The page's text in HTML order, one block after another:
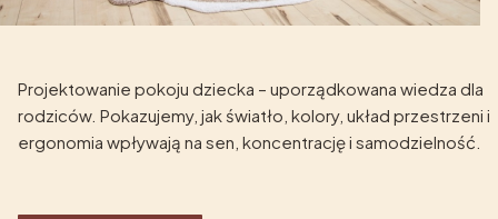
Projektowanie pokoju dziecka – uporządkowana wiedza dla
rodziców. Pokazujemy, jak światło, kolory, układ przestrzeni i
ergonomia wpływają na sen, koncentrację i samodzielność.